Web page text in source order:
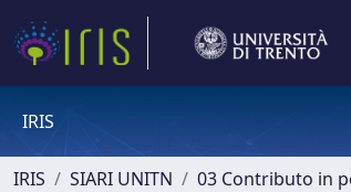
IRIS
IRIS SIARI UNITN 03 Contributo in